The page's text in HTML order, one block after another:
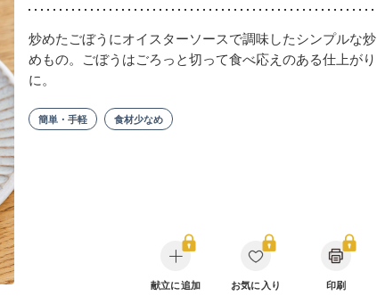
炒めたごぼうにオイスターソースで調味したシンプルな炒
めもの。ごぼうはごろっと切って食べ応えのある仕上がり
に。
簡単・手軽 食材少なめ
献立に追加 お気に入り 印刷